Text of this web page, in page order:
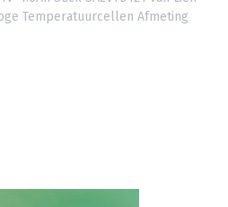
Temperatuurcellen Afmeting